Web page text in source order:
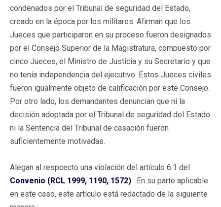
condenados por el Tribunal de seguridad del Estado,
creado en la época por los militares. Afirman que los
Jueces que participaron en su proceso fueron designados
por el Consejo Superior de la Magistratura, compuesto por
cinco Jueces, el Ministro de Justicia y su Secretario y que
no tenía independencia del ejecutivo. Estos Jueces civiles
fueron igualmente objeto de calificación por este Consejo.
Por otro lado, los demandantes denuncian que ni la
decisión adoptada por el Tribunal de seguridad del Estado
ni la Sentencia del Tribunal de casación fueron
suficientemente motivadas.
Alegan al respcecto una violación del artículo 6.1 del
Convenio (RCL 1999, 1190, 1572) . En su parte aplicable
en este caso, este artículo está redactado de la siguiente